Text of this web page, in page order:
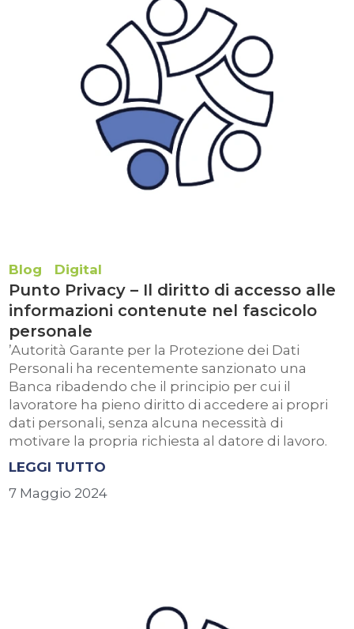
Blog Digital
Punto Privacy – Il diritto di accesso alle
informazioni contenute nel fascicolo
personale
’Autorità Garante per la Protezione dei Dati
Personali ha recentemente sanzionato una
Banca ribadendo che il principio per cui il
lavoratore ha pieno diritto di accedere ai propri
dati personali, senza alcuna necessità di
motivare la propria richiesta al datore di lavoro.
LEGGI TUTTO
7 Maggio 2024